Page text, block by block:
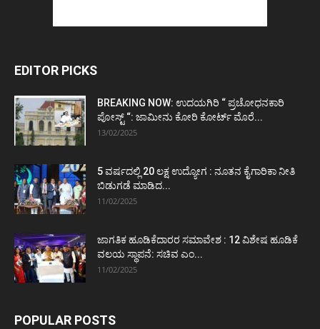
EDITOR PICKS
BREAKING NOW: ಉದಯಗಿರಿ “ ಪ್ರಚೋಧನಕಾರಿ
ಪೋಸ್ಟ್‌ “: ಜಾಮೀನು ಕೋರಿ ಕೋರ್ಟ್‌ ಮೊರೆ...
13/02/2025
5 ವರ್ಷದಲ್ಲಿ 20 ಲಕ್ಷ ಉದ್ಯೋಗ : ನೂತನ ಕೈಗಾರಿಕಾ ನೀತಿ
ಬಿಡುಗಡೆ ಮಾಡಿದ...
11/02/2025
ಜಾಗತಿಕ ಹೂಡಿಕೆದಾರರ ಸಮಾವೇಶ : 12 ವಿಶೇಷ ಹೂಡಿಕೆ
ವಲಯ ಸ್ಥಾಪನೆ: ಸಚಿವ ಎಂ...
11/02/2025
POPULAR POSTS